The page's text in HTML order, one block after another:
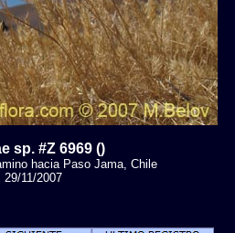
sp. #Z 6969 ()
hacia Paso Jama, Chile
11/2007